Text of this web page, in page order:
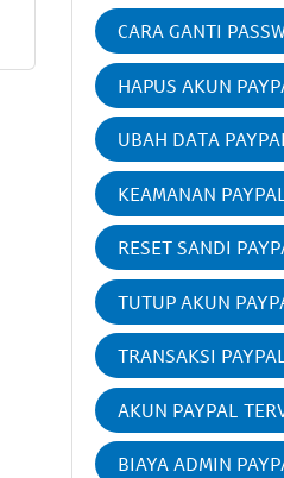
CARA GANTI
HAPUS AKUN
UBAH DATA
KEAMANAN PAYPAL
RESET SANDI
TUTUP AKUN
TRANSAKSI
AKUN PAYPAL
BIAYA ADMIN